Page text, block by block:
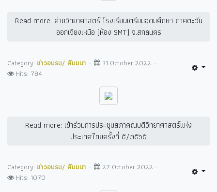
Read more: ค่ายวิทยาศาสตร์ โรงเรียนเตรียมอุดมศึกษา ภาคตะวัน
ออกเฉียงเหนือ (ห้อง SMT) จ.สกลนคร
Category: ข่าวอบรม/ สัมมนา
31 October 2022
Hits: 784
Read more: เข้าร่วมการประชุมสภาคณบดีวิทยาศาสตร์แห่ง
ประเทศไทยครั้งที่ ๕/๒๕๖๕
Category: ข่าวอบรม/ สัมมนา
27 October 2022
Hits: 1070